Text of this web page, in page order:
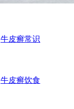
牛皮癣常识
牛皮癣饮食